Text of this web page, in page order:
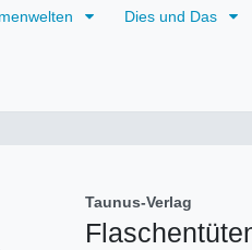
Dies und Das
Taunus-Verlag